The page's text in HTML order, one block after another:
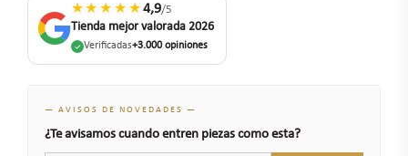
★★★★★4,9/5
Tienda mejor valorada 2026
Verificadas+3.000 opiniones
— AVISOS DE NOVEDADES —
¿Te avisamos cuando entren piezas como esta?